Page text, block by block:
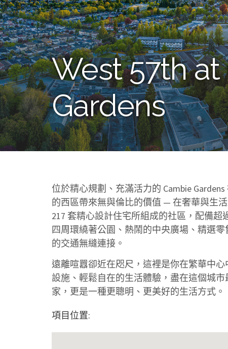
West 57th
Gardens
位於精心規劃、充滿活力的 Cambie
的西區帶來無與倫比的價值 — 在奢華與生
217 套精心設計住宅所組成的社區，配備超
四周環繞著公園、熱鬧的中央廣場、精選
的交通無縫連接。
遠離喧囂卻近在咫尺，這裡是你在繁華中
設施、輕鬆自在的生活體驗，盡在這個城
家，更是一種更聰明、更美好的生活方式。
項目位置: